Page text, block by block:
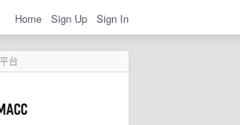
Home Sign Up Sign In
台